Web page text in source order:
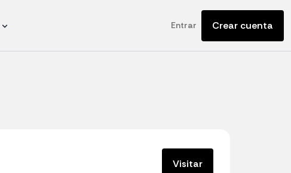
Entrar Crear cuenta
Visitar